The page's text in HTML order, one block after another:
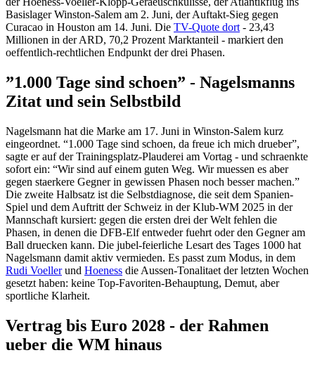
Basislager Winston-Salem am 2. Juni, der Auftakt-Sieg gegen
Curacao in Houston am 14. Juni. Die TV-Quote dort - 23,43
Millionen in der ARD, 70,2 Prozent Marktanteil - markiert den
oeffentlich-rechtlichen Endpunkt der drei Phasen.
”1.000 Tage sind schoen” - Nagelsmanns
Zitat und sein Selbstbild
Nagelsmann hat die Marke am 17. Juni in Winston-Salem kurz
eingeordnet. “1.000 Tage sind schoen, da freue ich mich drueber”,
sagte er auf der Trainingsplatz-Plauderei am Vortag - und schraenkte
sofort ein: “Wir sind auf einem guten Weg. Wir muessen es aber
gegen staerkere Gegner in gewissen Phasen noch besser machen.”
Die zweite Halbsatz ist die Selbstdiagnose, die seit dem Spanien-
Spiel und dem Auftritt der Schweiz in der Klub-WM 2025 in der
Mannschaft kursiert: gegen die ersten drei der Welt fehlen die
Phasen, in denen die DFB-Elf entweder fuehrt oder den Gegner am
Ball druecken kann. Die jubel-feierliche Lesart des Tages 1000 hat
Nagelsmann damit aktiv vermieden. Es passt zum Modus, in dem
Rudi Voellerund Hoeness die Aussen-Tonalitaet der letzten Wochen
gesetzt haben: keine Top-Favoriten-Behauptung, Demut, aber
sportliche Klarheit.
Vertrag bis Euro 2028 - der Rahmen
ueber die WM hinaus